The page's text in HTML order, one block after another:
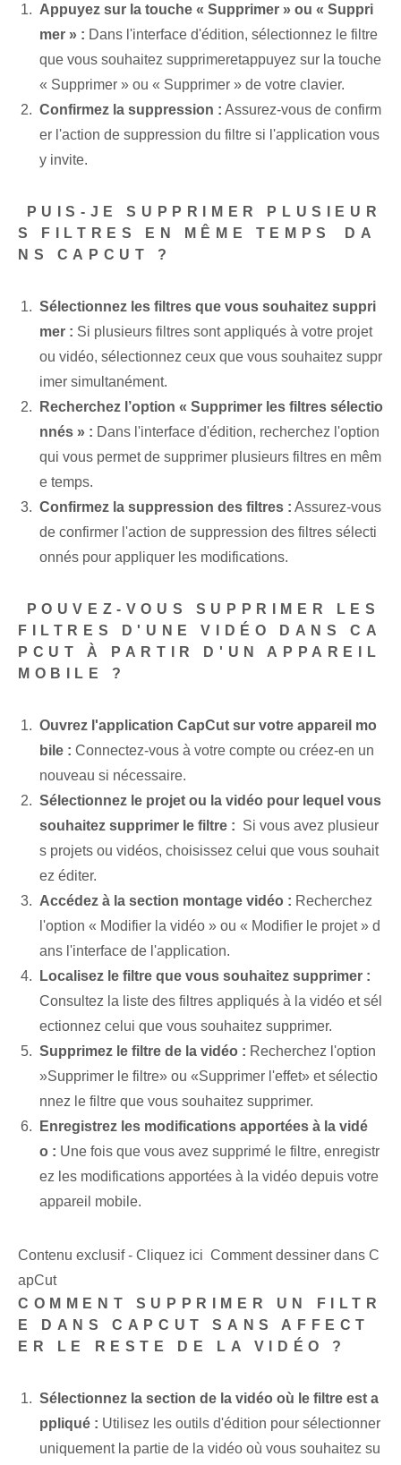
Appuyez⁢ sur la touche « Supprimer » ou « Suppri
mer » : ⁤Dans ⁢l'interface d'édition, sélectionnez le filtre
que vous souhaitez ‌supprimer‍et⁣appuyez sur la touche
« Supprimer » ou « Supprimer » de votre clavier.
Confirmez la suppression : Assurez-vous de confirm
er l'action de suppression du filtre si l'application vous
y invite.
​ PUIS-JE SUPPRIMER PLUSIEUR
S FILTRES EN MÊME TEMPS⁤ DA
NS CAPCUT ?
Sélectionnez les filtres que vous souhaitez suppri
mer : ‌Si‍ plusieurs filtres sont appliqués à‍ votre projet
ou vidéo, sélectionnez ceux que vous souhaitez suppr
imer ‌simultanément.
Recherchez l’option « Supprimer les filtres sélectio
nnés » : Dans l'interface d'édition, recherchez l'option
qui vous permet de supprimer plusieurs filtres en mêm
e temps.
Confirmez la suppression⁢ des filtres : Assurez-vous
de confirmer l'action de suppression des filtres sélecti
onnés pour appliquer les modifications.
‌ POUVEZ-VOUS SUPPRIMER LES
FILTRES D'UNE VIDÉO DANS CA
PCUT À PARTIR D'UN APPAREIL
MOBILE ?
Ouvrez l'application CapCut sur votre appareil mo
bile : Connectez-vous à votre compte ou créez-en un
nouveau si nécessaire.
Sélectionnez le projet ou la vidéo pour lequel vous
souhaitez supprimer le filtre : ⁤ Si vous avez plusieur
s projets ou vidéos, choisissez celui que vous souhait
ez éditer.
Accédez à la section montage vidéo : Recherchez
l'option « Modifier la vidéo » ou « Modifier le projet » d
ans l'interface de l'application.
Localisez le filtre que vous souhaitez supprimer :
Consultez la liste des filtres appliqués à la vidéo et sél
ectionnez celui que vous souhaitez supprimer.
Supprimez le filtre de la⁤ vidéo : Recherchez l'option
⁣»Supprimer le filtre» ou «Supprimer l'effet» et sélectio
nnez le filtre que vous souhaitez supprimer.
Enregistrez les modifications apportées à la vidé
o : Une fois que vous avez supprimé le filtre, enregistr
ez les modifications apportées à la vidéo depuis votre
appareil mobile.
Contenu exclusif - Cliquez ici Comment dessiner dans C
apCut
COMMENT SUPPRIMER UN FILTR
E DANS CAPCUT SANS AFFECT
ER LE RESTE DE LA VIDÉO ?
Sélectionnez la section de la vidéo où le filtre est a
ppliqué : Utilisez les outils d'édition pour sélectionner
uniquement la partie de la vidéo où vous souhaitez su